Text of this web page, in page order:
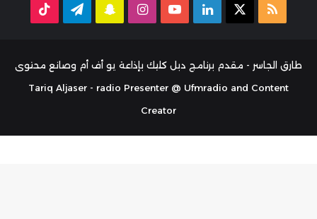
ملخص
RSS
لينكدإن ‫YouTubeانستقرامسناب تيلقرام
طارق الجاسر - مقدم برنامج دبل كليك بإذاعة يو أف أم وصانع محتوى
Tariq Aljaser - radio Presenter @ Ufmradio and Content
Creator